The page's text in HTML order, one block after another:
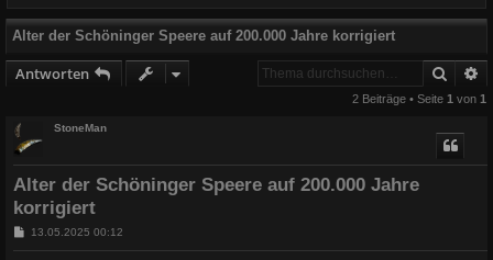
Alter der Schöninger Speere auf 200.000 Jahre korrigiert
Antworten Suche
2 Beiträge • Seite 1 von 1
StoneMan
Alter der Schöninger Speere auf 200.000 Jahre
korrigiert
B13.05.2025 00:12